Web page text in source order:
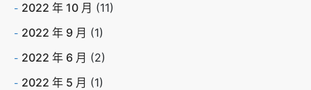
2022 年 10 月 (11)
2022 年 9 月 (1)
2022 年 6 月 (2)
2022 年 5 月 (1)